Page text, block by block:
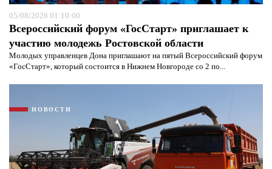
05/08/2026 01:10:00
Всероссийский форум «ГосСтарт» приглашает к
участию молодежь Ростовской области
Молодых управленцев Дона приглашают на пятый Всероссийский форум
«ГосСтарт», который состоится в Нижнем Новгороде со 2 по...
НОВОСТИ